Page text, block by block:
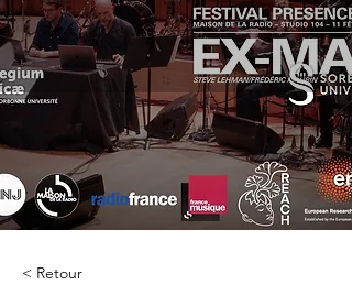
< Retour